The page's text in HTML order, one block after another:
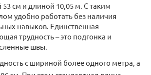
см и длиной 10,05 м. С таким
удобно работать без наличия
навыков. Единственная
трудность – это подгонка и
швы.
с шириной более одного метра, а